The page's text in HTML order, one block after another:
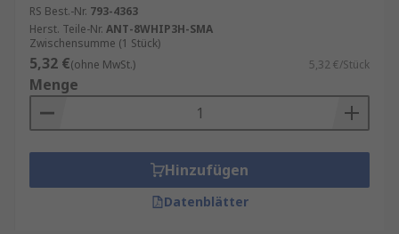
RS Best.-Nr. 793-4363
Herst. Teile-Nr. ANT-8WHIP3H-SMA
Zwischensumme (1 Stück)
5,32 €(ohne MwSt.) 5,32 €/Stück
Menge
Hinzufügen
Datenblätter